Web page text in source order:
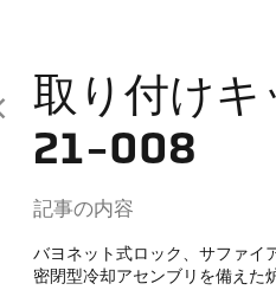
取り付けキ
21-008
記事の内容
バヨネット式ロック、サファイ
密閉型冷却アセンブリを備えた